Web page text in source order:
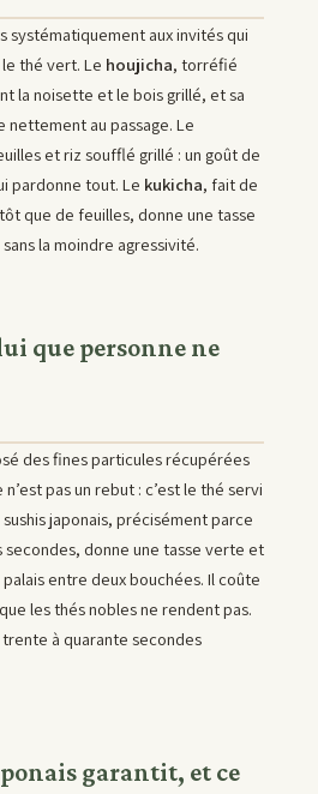
systématiquement aux invités qui
thé vert. Le houjicha, torréfié
la noisette et le bois grillé, et sa
au passage. Le
et riz soufflé grillé : un goût de
pardonne tout. Le kukicha, fait de
que de feuilles, donne une tasse
la moindre agressivité.
que personne ne
des fines particules récupérées
pas un rebut : c’est le thé servi
japonais, précisément parce
secondes, donne une tasse verte et
entre deux bouchées. Il coûte
les thés nobles ne rendent pas.
à quarante secondes
garantit, et ce